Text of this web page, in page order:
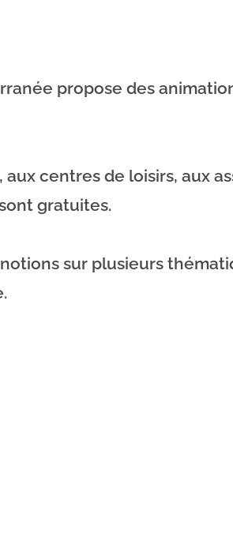
propose des
centres de loisirs, aux
gratuites.
sur plusieurs